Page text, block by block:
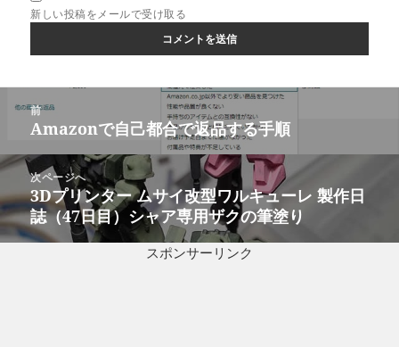
新しい投稿をメールで受け取る
ビ
ー
シ
ョ
前
前
投
稿:
Amazonで自己都合で返品する手順
次ページへ
次
の
投
3Dプリンター ムサイ改型ワルキューレ 製作日
誌（47日目）シャア専用ザクの筆塗り
スポンサーリンク